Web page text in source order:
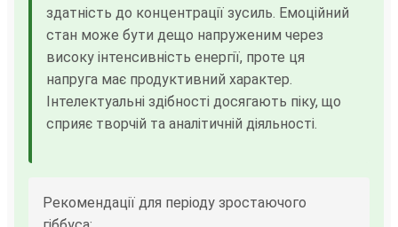
здатність до концентрації зусиль. Емоційний
стан може бути дещо напруженим через
високу інтенсивність енергії, проте ця
напруга має продуктивний характер.
Інтелектуальні здібності досягають піку, що
сприяє творчій та аналітичній діяльності.
Рекомендації для періоду зростаючого